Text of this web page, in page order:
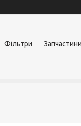
Фільтри Запчастини